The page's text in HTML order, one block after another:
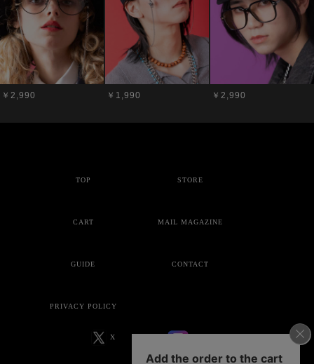
￥2,990 ￥1,990 ￥2,990
TOP STORE
CART MAIL MAGAZINE
GUIDE CONTACT
PRIVACY POLICY
X